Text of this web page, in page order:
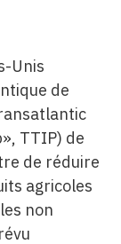
Unis
de
TTIP) de
de réduire
agricoles
non